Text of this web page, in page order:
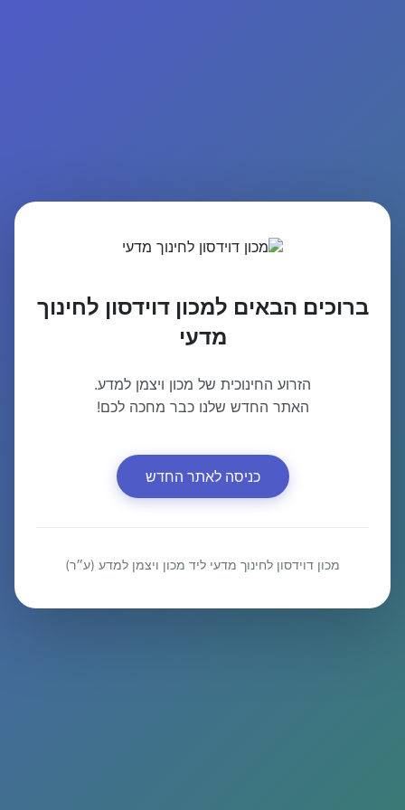
ברוכים הבאים למכון דוידסון לחינוך
מדעי
הזרוע החינוכית של מכון ויצמן למדע.
האתר החדש שלנו כבר מחכה לכם!
כניסה לאתר החדש
מכון דוידסון לחינוך מדעי ליד מכון ויצמן למדע (ע״ר)